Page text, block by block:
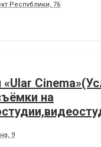
Республики, 76
на
9